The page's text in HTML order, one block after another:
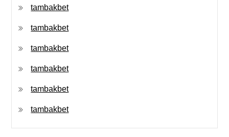
tambakbet
tambakbet
tambakbet
tambakbet
tambakbet
tambakbet